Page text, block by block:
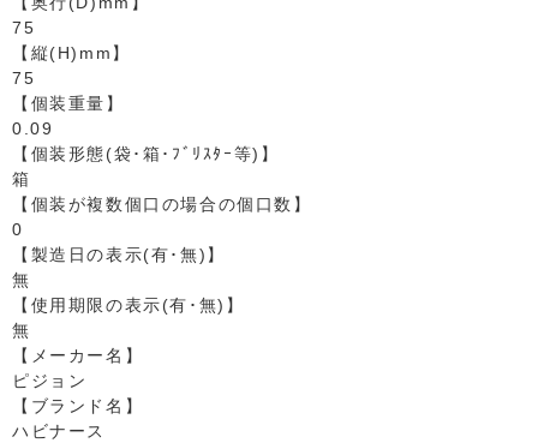
75
【縦(H)mm】
75
【個装重量】
0.09
【個装形態(袋･箱･ﾌﾞﾘｽﾀｰ等)】
箱
【個装が複数個口の場合の個口数】
0
【製造日の表示(有･無)】
無
【使用期限の表示(有･無)】
無
【メーカー名】
ピジョン
【ブランド名】
ハビナース